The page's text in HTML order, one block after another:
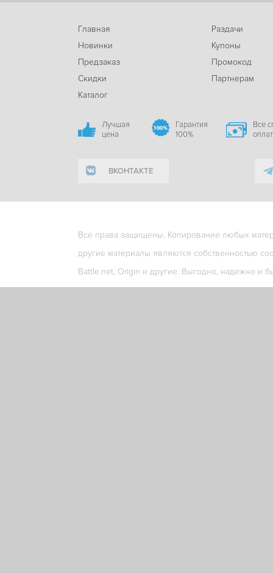
Главная
Новинки
Предзаказ
Скидки
Каталог
Раздачи
Купоны
Промокод
Партнерам
Лучшая
цена
Гарантия
100%
Все
ВКОНТАКТЕ
Все права защищены. Копирование любых
другие материалы являются собственностью
Battle.net, Origin и другие. Выгодно, надежно и